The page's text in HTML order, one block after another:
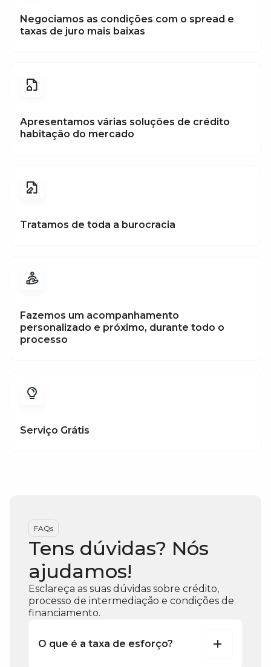
Negociamos as condições com o spread e
taxas de juro mais baixas
Apresentamos várias soluções de crédito
habitação do mercado
Tratamos de toda a burocracia
Fazemos um acompanhamento
personalizado e próximo, durante todo o
processo
Serviço Grátis
FAQs
Tens dúvidas? Nós
ajudamos!
Esclareça as suas dúvidas sobre crédito,
processo de intermediação e condições de
financiamento.
O que é a taxa de esforço?